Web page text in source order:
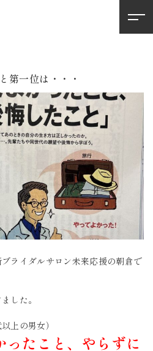
第一位は・・・
ライダルサロン未来応援の朝倉で
した。
上の男女）
ったこと、やらずに